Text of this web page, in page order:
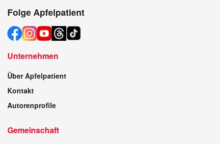
Folge Apfelpatient
Unternehmen
Über Apfelpatient
Kontakt
Autorenprofile
Gemeinschaft